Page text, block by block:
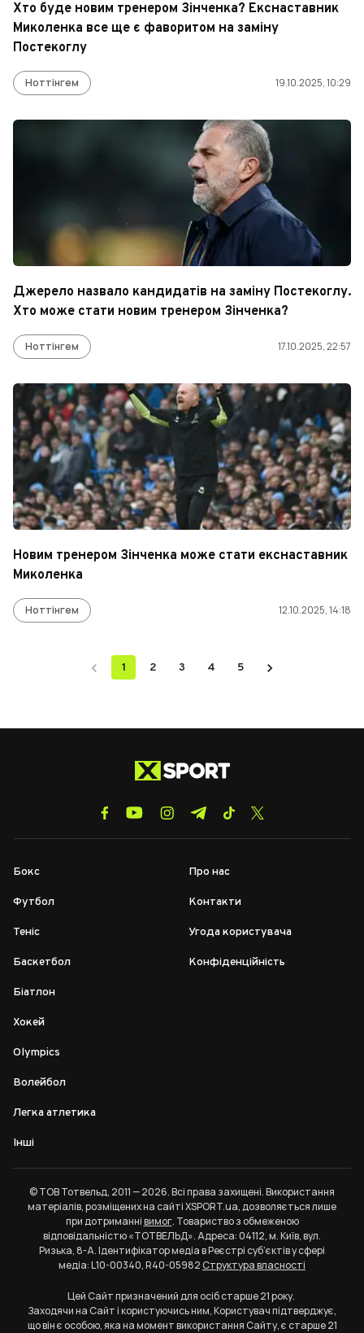
Хто буде новим тренером Зінченка? Екснаставник
Миколенка все ще є фаворитом на заміну
Постекоглу
Ноттінгем 19.10.2025, 10:29
Джерело назвало кандидатів на заміну Постекоглу.
Хто може стати новим тренером Зінченка?
Ноттінгем 17.10.2025, 22:57
Новим тренером Зінченка може стати екснаставник
Миколенка
Ноттінгем 12.10.2025, 14:18
1 2 3 4 5
Бокс
Футбол
Теніс
Баскетбол
Біатлон
Хокей
Olympics
Волейбол
Легка атлетика
Інші
Про нас
Контакти
Угода користувача
Конфіденційність
© ТОВ Тотвельд, 2011 — 2026. Всі права захищені. Використання
матеріалів, розміщених на сайті XSPORT.ua, дозволяється лише
при дотриманнівимог. Товариство з обмеженою
відповідальністю «ТОТВЕЛЬД». Адреса: 04112, м. Київ, вул.
Ризька, 8-А. Ідентифікатор медіа в Реєстрі суб’єктів у сфері
медіа: L10-00340, R40-05982Структура власності
Цей Сайт призначений для осіб старше 21 року.
Заходячи на Сайт і користуючись ним, Користувач підтверджує,
що він є особою, яка на момент використання Сайту, є старше 21